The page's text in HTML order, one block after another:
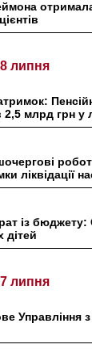
липня
млрд грн у
ліквідації
із
дітей
липня
Управління з